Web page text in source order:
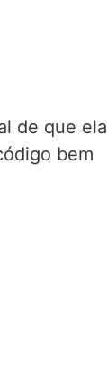
de que ela
bem